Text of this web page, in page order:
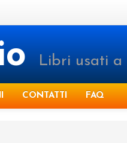
Libri usati a
CONTATTI FAQ